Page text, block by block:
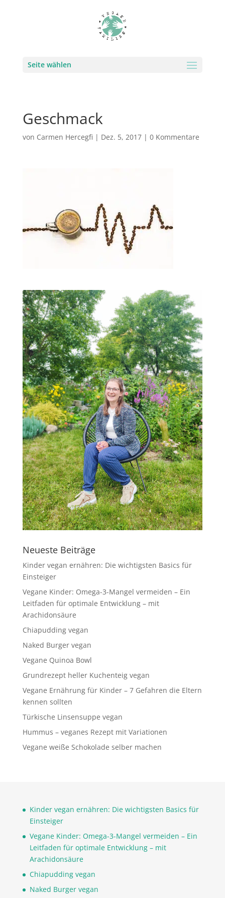
Seite wählen
Geschmack
von Carmen Hercegfi | Dez. 5, 2017| 0 Kommentare
Neueste Beiträge
Kinder vegan ernähren: Die wichtigsten Basics für
Einsteiger
Vegane Kinder: Omega-3-Mangel vermeiden – Ein
Leitfaden für optimale Entwicklung – mit
Arachidonsäure
Chiapudding vegan
Naked Burger vegan
Vegane Quinoa Bowl
Grundrezept heller Kuchenteig vegan
Vegane Ernährung für Kinder – 7 Gefahren die Eltern
kennen sollten
Türkische Linsensuppe vegan
Hummus – veganes Rezept mit Variationen
Vegane weiße Schokolade selber machen
Kinder vegan ernähren: Die wichtigsten Basics für
Einsteiger
Vegane Kinder: Omega-3-Mangel vermeiden – Ein
Leitfaden für optimale Entwicklung – mit
Arachidonsäure
Chiapudding vegan
Naked Burger vegan